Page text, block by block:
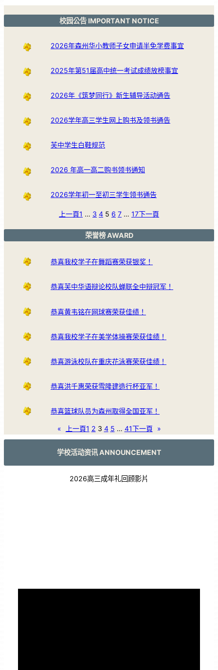
校园公告 IMPORTANT NOTICE
2026年森州华小教师子女申请半免学费事宜
2025年第51届高中统一考试成绩放榜事宜
2026年《筑梦同行》新生辅导活动通告
2026学年高三学生网上购书及领书通告
芙中学生白鞋规范
2026 年高一高二购书领书通知
2026学年初一至初三学生领书通告
上一頁1 … 3 4 5 6 7 … 17下一頁
荣誉榜 AWARD
恭喜我校学子在舞蹈赛荣获银奖！
恭喜芙中华语辩论校队蝉联全中辩冠军！
恭喜黄韦铭在网球赛荣获佳绩！
恭喜我校学子在美学体操赛荣获佳绩！
恭喜游泳校队在重庆花泳赛荣获佳绩！
恭喜洪千惠荣获雪隆建造行杯亚军！
恭喜篮球队员为森州取得全国亚军！
« 上一頁1 2 3 4 5 … 41下一頁 »
学校活动资讯 ANNOUNCEMENT
2026高三成年礼回顾影片